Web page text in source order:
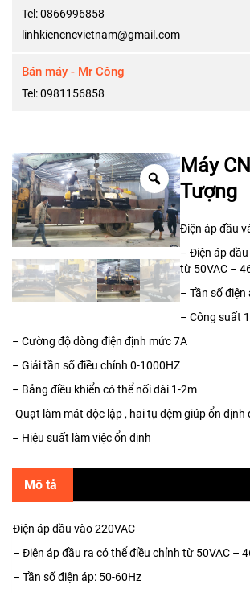
Tel: 0866996858
linhkiencncvietnam@gmail.com
Bán máy - Mr Công
Tel: 0981156858
Máy
Tượng
Điện áp đầu
– Điện áp
từ 50VAC –
– Tần số điện
– Công suất
– Cường độ dòng điện định mức 7A
– Giải tần số điều chỉnh 0-1000HZ
– Bảng điều khiển có thể nối dài 1-2m
-Quạt làm mát độc lập , hai tụ đệm giúp ổn định
– Hiệu suất làm việc ổn định
Mô tả
Điện áp đầu vào 220VAC
– Điện áp đầu ra có thể điều chỉnh từ 50VAC –
– Tần số điện áp: 50-60Hz